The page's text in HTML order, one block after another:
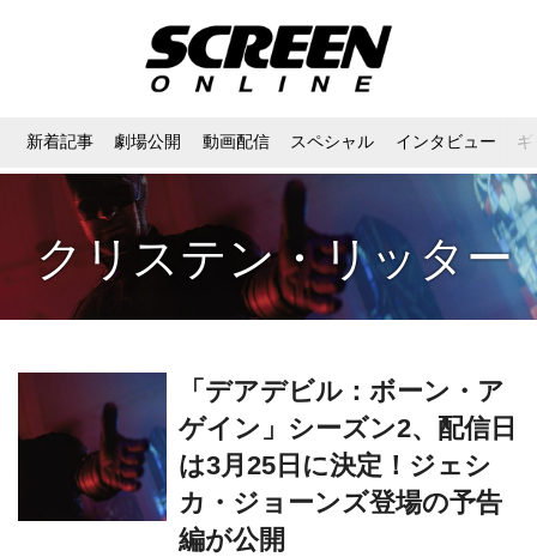
新着記事 劇場公開 動画配信 スペシャル インタビュー
クリステン・リッター
「デアデビル：ボーン・ア
ゲイン」シーズン2、配信日
は3月25日に決定！ジェシ
カ・ジョーンズ登場の予告
編が公開